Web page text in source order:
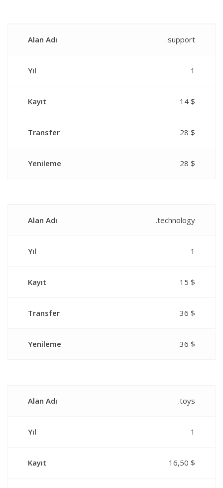
Alan Adı .support
Yıl 1
Kayıt 14 $
Transfer 28 $
Yenileme 28 $
Alan Adı .technology
Yıl 1
Kayıt 15 $
Transfer 36 $
Yenileme 36 $
Alan Adı .toys
Yıl 1
Kayıt 16,50 $